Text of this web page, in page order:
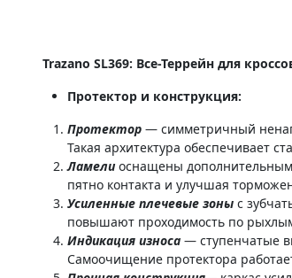
Trazano SL369: Все-Террейн для
Протектор и конструкция:
Протектор — симметричный
Такая архитектура обеспечивает
Ламелиоснащены
пятно контакта и улучшая
Усиленные плечевые зоны с
повышают проходимость по
Индикация износа — ступенчатые
Самоочищение протектора